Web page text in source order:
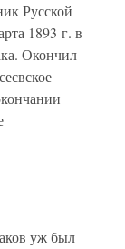
Русской
1893 г. в
Окончил
уж был